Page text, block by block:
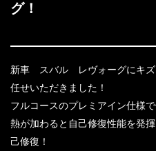
グ！
新車 スバル レヴォーグにキズ
任せいただきました！
フルコースのプレミアイン仕様
熱が加わると自己修復性能を発
己修復！